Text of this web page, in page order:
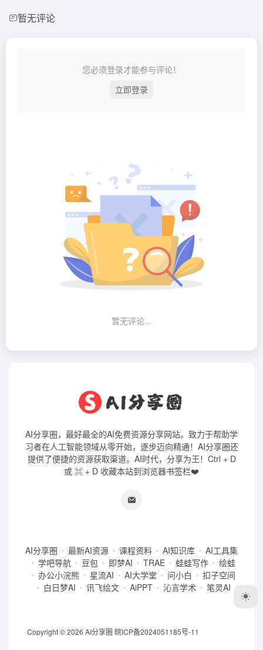
暂无评论
您必须登录才能参与评论！
立即登录
暂无评论...
AI分享圈，最好最全的AI免费资源分享网站。致力于帮助学
习者在人工智能领域从零开始，逐步迈向精通！AI分享圈还
提供了便捷的资源获取渠道。AI时代，分享为王！Ctrl + D
或 ⌘ + D 收藏本站到浏览器书签栏❤️
AI分享圈 最新AI资源 课程资料 AI知识库
AI工具集
学吧导航
豆包 即梦AI TRAE 蛙蛙写作
绘蛙
办公小浣熊
星流AI AI大学堂 问小白
扣子空间
白日梦AI
讯飞绘文 AiPPT 沁言学术 笔灵AI
Copyright © 2026 AI分享圈 皖ICP备2024051185号-11